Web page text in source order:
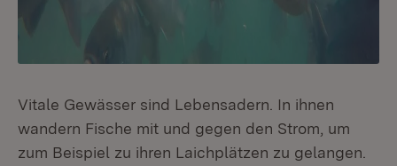
Vitale Gewässer sind Lebensadern. In ihnen
wandern Fische mit und gegen den Strom, um
zum Beispiel zu ihren Laichplätzen zu gelangen.